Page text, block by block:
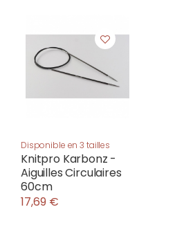
Disponible en 3 tailles
Knitpro Karbonz -
Aiguilles Circulaires
60cm
17,69 €